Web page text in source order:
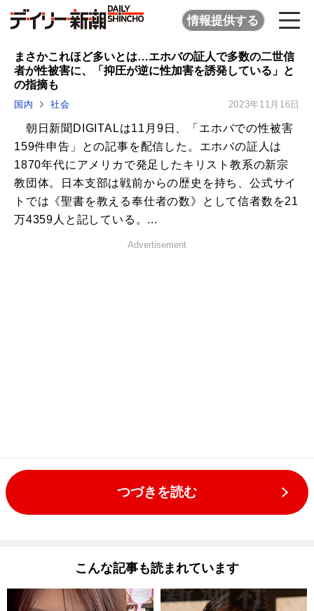
情報提供する
まさかこれほど多いとは…エホバの証人で多数の二世信
者が性被害に、「抑圧が逆に性加害を誘発している」と
の指摘も
国内 社会 2023年11月16日
朝日新聞DIGITALは11月9日、「エホバでの性被害
159件申告」との記事を配信した。エホバの証人は
1870年代にアメリカで発足したキリスト教系の新宗
教団体。日本支部は戦前からの歴史を持ち、公式サイ
トでは《聖書を教える奉仕者の数》として信者数を21
万4359人と記している。...
Advertisement
つづきを読む
こんな記事も読まれています